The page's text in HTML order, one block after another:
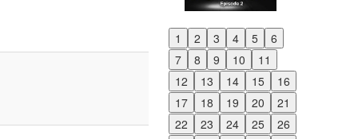
1 2 3 4 5
6
7
8 9 10
11
12
13 14 15
16
17
18 19 20
21
22
23 24 25
26
Previous
Next